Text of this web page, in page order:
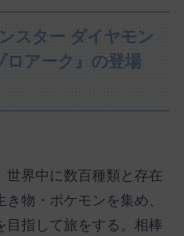
スター ダイヤモン
ロアーク』の登場
世界中に数百種類と存在
物・ポケモンを集め、
目指して旅をする。相棒